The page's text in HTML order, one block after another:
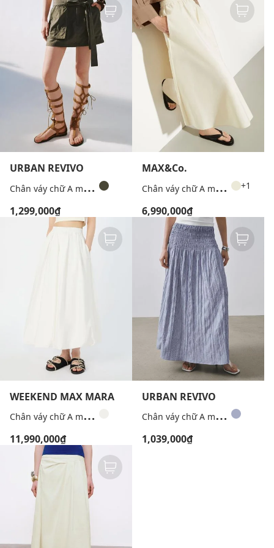
URBAN REVIVO
C
hân váy chữ A mini túi hộp thắt nơ
1,299,000₫
MAX&Co.
C
hân váy chữ A midi lưng thun Mcobevanda +1
6,990,000₫
WEEKEND MAX MARA
C
hân váy chữ A midi dáng phồng Wkinuvole
11,990,000₫
URBAN REVIVO
C
hân váy chữ A maxi cạp cao
1,039,000₫